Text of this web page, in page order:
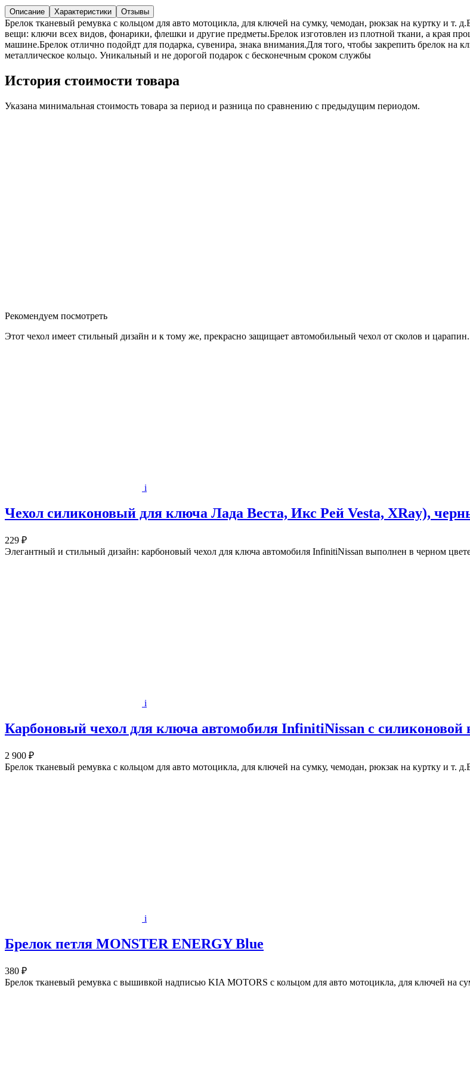
Описание Характеристики Отзывы
Брелок тканевый ремувка с кольцом для авто мотоцикла, для ключей на сумку, чемодан, рюкзак на куртку и т.
вещи: ключи всех видов, фонарики, флешки и другие предметы.Брелок изготовлен из плотной ткани, а края
машине.Брелок отлично подойдт для подарка, сувенира, знака внимания.Для того, чтобы закрепить брелок на
металлическое кольцо. Уникальный и не дорогой подарок с бесконечным сроком службы
История стоимости товара
Указана минимальная стоимость товара за период и разница по сравнению с предыдущим периодом.
Рекомендуем посмотреть
Этот чехол имеет стильный дизайн и к тому же, прекрасно защищает автомобильный чехол от сколов и
i
Чехол силиконовый для ключа Лада Веста, Икс Рей Vesta, XRay),
229 ₽
Элегантный и стильный дизайн: карбоновый чехол для ключа автомобиля InfinitiNissan выполнен в черном
i
Карбоновый чехол для ключа автомобиля InfinitiNissan с силиконовой
2 900 ₽
Брелок тканевый ремувка с кольцом для авто мотоцикла, для ключей на сумку, чемодан, рюкзак на куртку и т.
i
Брелок петля MONSTER ENERGY Blue
380 ₽
Брелок тканевый ремувка с вышивкой надписью KIA MOTORS с кольцом для авто мотоцикла, для ключей на